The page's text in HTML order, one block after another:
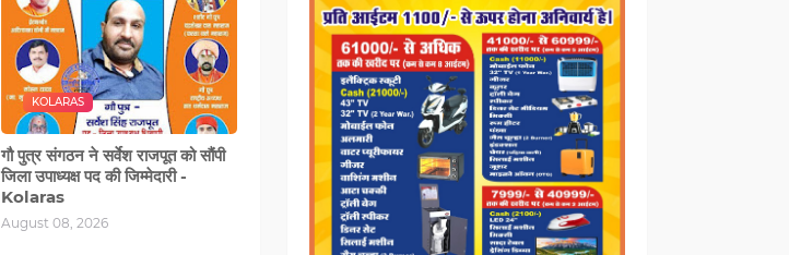
KOLARAS
गौ पुत्र संगठन ने सर्वेश राजपूत को सौंपी
जिला उपाध्यक्ष पद की जिम्‍मेदारी -
Kolaras
August 08, 2026